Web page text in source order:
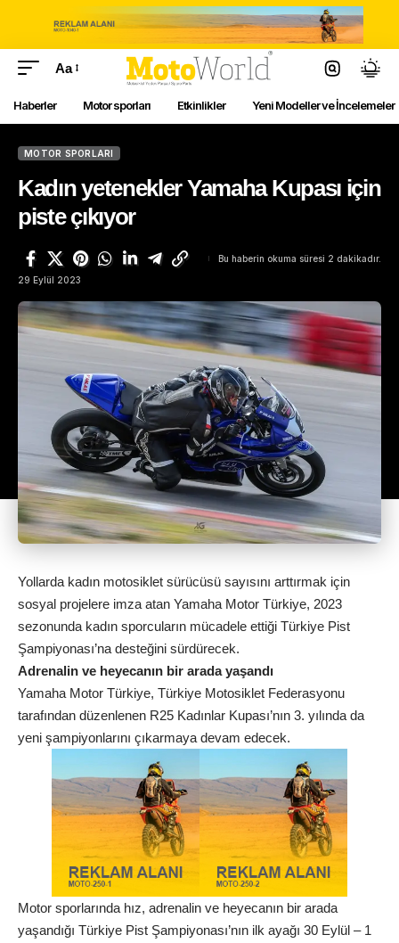
Aa
Haberler Motor sporları Etkinlikler Yeni Modeller ve İncelemeler
MOTOR SPORLARI
Kadın yetenekler Yamaha Kupası için
piste çıkıyor
29 Eylül 2023
Bu haberin okuma süresi 2 dakikadır.
Yollarda kadın motosiklet sürücüsü sayısını arttırmak için
sosyal projelere imza atan Yamaha Motor Türkiye, 2023
sezonunda kadın sporcuların mücadele ettiği Türkiye Pist
Şampiyonası’na desteğini sürdürecek.
Adrenalin ve heyecanın bir arada yaşandı
Yamaha Motor Türkiye, Türkiye Motosiklet Federasyonu
tarafından düzenlenen R25 Kadınlar Kupası’nın 3. yılında da
yeni şampiyonlarını çıkarmaya devam edecek.
Motor sporlarında hız, adrenalin ve heyecanın bir arada
yaşandığı Türkiye Pist Şampiyonası’nın ilk ayağı 30 Eylül – 1